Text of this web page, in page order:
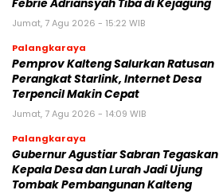
Febrie Adriansyah Tiba di Kejagung
Jumat, 7 Agu 2026 - 15:22 WIB
Palangkaraya
Pemprov Kalteng Salurkan Ratusan
Perangkat Starlink, Internet Desa
Terpencil Makin Cepat
Jumat, 7 Agu 2026 - 14:09 WIB
Palangkaraya
Gubernur Agustiar Sabran Tegaskan
Kepala Desa dan Lurah Jadi Ujung
Tombak Pembangunan Kalteng